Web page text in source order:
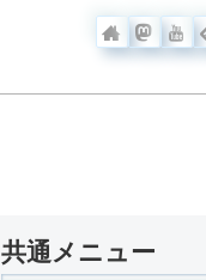
共通メニュー